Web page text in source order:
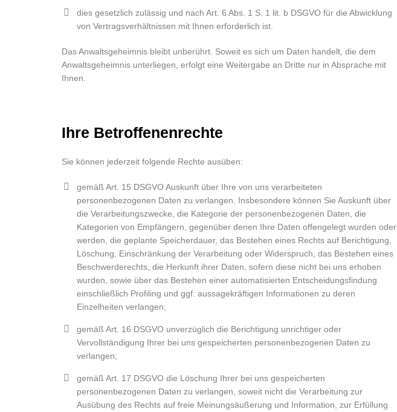
dies gesetzlich zulässig und nach Art. 6 Abs. 1 S. 1 lit. b DSGVO für die Abwicklung
von Vertragsverhältnissen mit Ihnen erforderlich ist.
Das Anwaltsgeheimnis bleibt unberührt. Soweit es sich um Daten handelt, die dem
Anwaltsgeheimnis unterliegen, erfolgt eine Weitergabe an Dritte nur in Absprache mit
Ihnen.
Ihre Betroffenenrechte
Sie können jederzeit folgende Rechte ausüben:
gemäß Art. 15 DSGVO Auskunft über Ihre von uns verarbeiteten
personenbezogenen Daten zu verlangen. Insbesondere können Sie Auskunft über
die Verarbeitungszwecke, die Kategorie der personenbezogenen Daten, die
Kategorien von Empfängern, gegenüber denen Ihre Daten offengelegt wurden oder
werden, die geplante Speicherdauer, das Bestehen eines Rechts auf Berichtigung,
Löschung, Einschränkung der Verarbeitung oder Widerspruch, das Bestehen eines
Beschwerderechts, die Herkunft ihrer Daten, sofern diese nicht bei uns erhoben
wurden, sowie über das Bestehen einer automatisierten Entscheidungsfindung
einschließlich Profiling und ggf. aussagekräftigen Informationen zu deren
Einzelheiten verlangen;
gemäß Art. 16 DSGVO unverzüglich die Berichtigung unrichtiger oder
Vervollständigung Ihrer bei uns gespeicherten personenbezogenen Daten zu
verlangen;
gemäß Art. 17 DSGVO die Löschung Ihrer bei uns gespeicherten
personenbezogenen Daten zu verlangen, soweit nicht die Verarbeitung zur
Ausübung des Rechts auf freie Meinungsäußerung und Information, zur Erfüllung